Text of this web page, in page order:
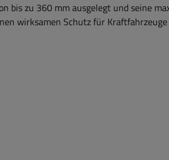
bis zu 360 mm ausgelegt und seine
wirksamen Schutz für